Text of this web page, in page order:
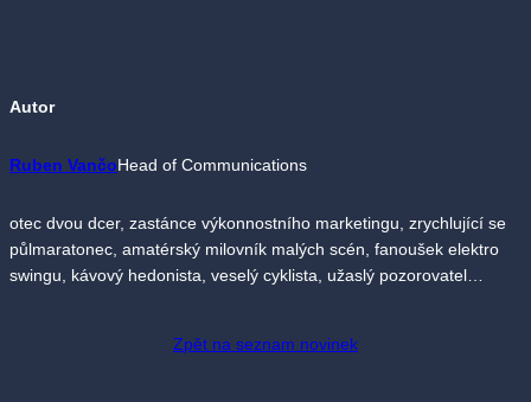
Autor
Ruben VančoHead of Communications
otec dvou dcer, zastánce výkonnostního marketingu, zrychlující se
půlmaratonec, amatérský milovník malých scén, fanoušek elektro
swingu, kávový hedonista, veselý cyklista, užaslý pozorovatel…
Zpět na seznam novinek